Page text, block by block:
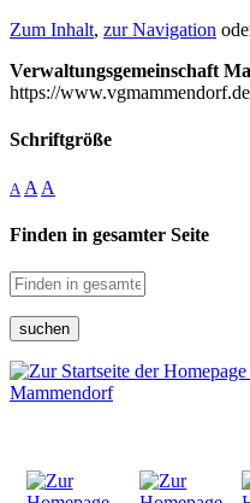
Zum Inhalt, zur Navigation
Verwaltungsgemeinschaft
https://
Schriftgröße
A A A
Finden in gesamter Seite
suchen